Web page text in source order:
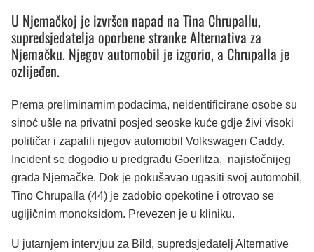
U Njemačkoj je izvršen napad na Tina Chrupallu,
supredsjedatelja oporbene stranke Alternativa za
Njemačku. Njegov automobil je izgorio, a Chrupalla je
ozlijeđen.
Prema preliminarnim podacima, neidentificirane osobe su
sinoć ušle na privatni posjed seoske kuće gdje živi visoki
političar i zapalili njegov automobil Volkswagen Caddy.
Incident se dogodio u predgrađu Goerlitza, najistočnijeg
grada Njemačke. Dok je pokušavao ugasiti svoj automobil,
Tino Chrupalla (44) je zadobio opekotine i otrovao se
ugljičnim monoksidom. Prevezen je u kliniku.
U jutarnjem intervjuu za Bild, supredsjedatelj Alternative